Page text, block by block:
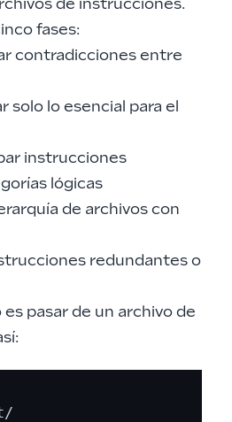
de instrucciones.
fases:
contradicciones entre
solo lo esencial para el
instrucciones
lógicas
de archivos con
redundantes o
pasar de un archivo de